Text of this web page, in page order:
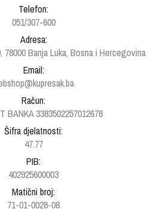
Telefon:
051/307-600
Adresa:
Banja Luka, Bosna i Hercegovina
Email:
Račun:
BANKA 3383502257012678
Šifra djelatnosti:
47.77
PIB:
402925600003
Matični broj:
71-01-0028-08